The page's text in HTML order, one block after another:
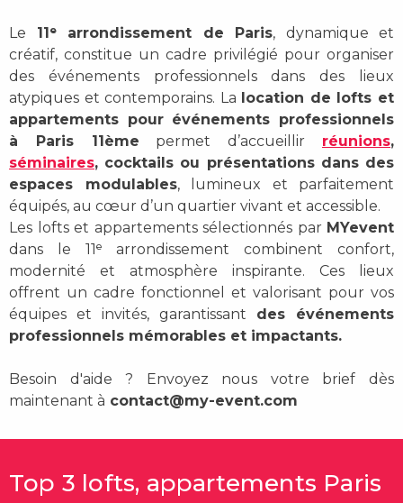
Le 11ᵉ arrondissement de Paris, dynamique et
créatif, constitue un cadre privilégié pour organiser
des événements professionnels dans des lieux
atypiques et contemporains. La location de lofts et
appartements pour événements professionnels
à Paris 11ème permet d’accueillir réunions,
séminaires, cocktails ou présentations dans des
espaces modulables, lumineux et parfaitement
équipés, au cœur d’un quartier vivant et accessible.
Les lofts et appartements sélectionnés par MYevent
dans le 11ᵉ arrondissement combinent confort,
modernité et atmosphère inspirante. Ces lieux
offrent un cadre fonctionnel et valorisant pour vos
équipes et invités, garantissant des événements
professionnels mémorables et impactants.
Besoin d'aide ? Envoyez nous votre brief dès
maintenant à contact@my-event.com
Top 3 lofts, appartements Paris